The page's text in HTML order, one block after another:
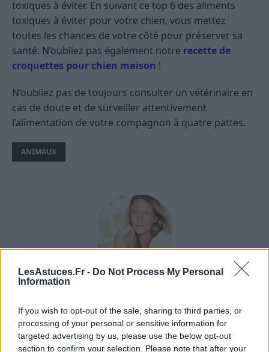
LesAstuces.Fr - Do Not Process My Personal
Information
If you wish to opt-out of the sale, sharing to third parties, or
processing of your personal or sensitive information for
targeted advertising by us, please use the below opt-out
section to confirm your selection. Please note that after your
toxiques à éviter. En suivant ce top 6 des aliments
toxiques à éviter pour votre chien, vous mettez
toutes les chances de votre côté pour préserver sa
santé. N’oubliez pas également notre recette de
croquettes pour chien maison !
N’oubliez pas de toujours consulter un vétérinaire en
cas de doute et de surveiller attentivement
l’alimentation de votre compagnon à quatre pattes.
ANIMAUX
Nathalie Leclerc est une journaliste spécialisée en santé et
médecine. Mère de deux enfants, elle allie une solide
expertise journalistique à une expérience concrète de la